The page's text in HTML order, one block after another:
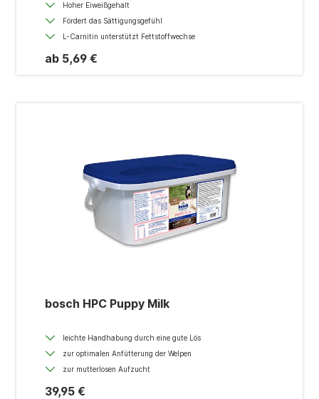
Hoher Eiweißgehalt
Fördert das Sättigungsgefühl
L-Carnitin unterstützt Fettstoffwechse
ab 5,69 €
bosch HPC Puppy Milk
leichte Handhabung durch eine gute Lös
zur optimalen Anfütterung der Welpen
zur mutterlosen Aufzucht
39,95 €